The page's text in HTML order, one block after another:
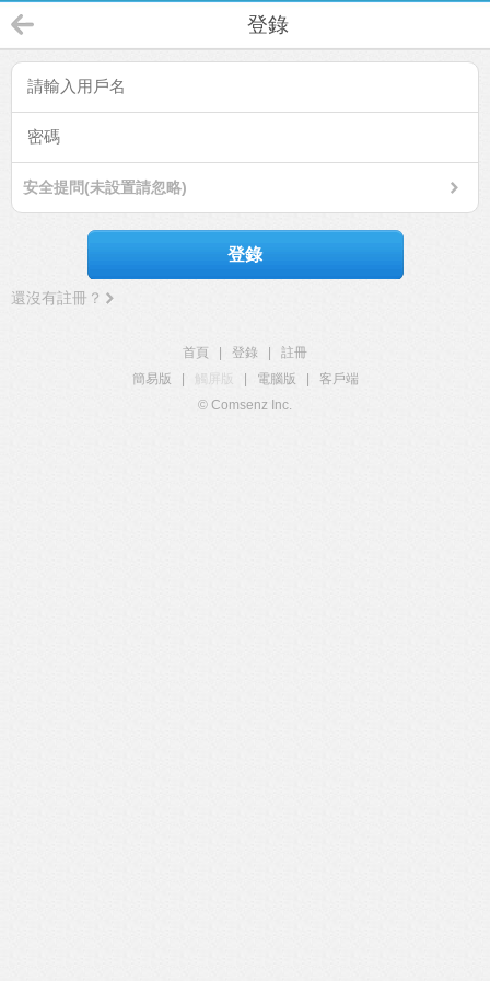
登錄
安全提問(未設置請忽略)
登錄
還沒有註冊？
首頁 登錄
註冊
簡易版
觸屏版 電腦版
客戶端
© Comsenz Inc.